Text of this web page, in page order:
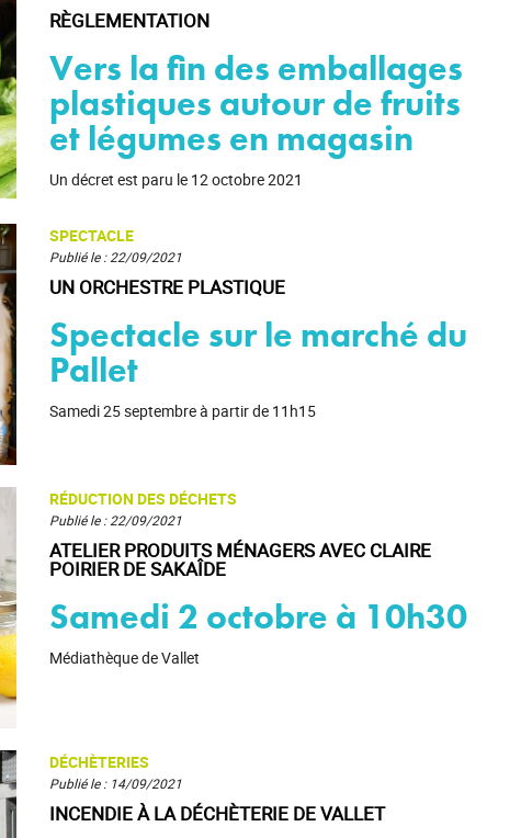
RÈGLEMENTATION
Vers la fin des emballages
plastiques autour de fruits
et légumes en magasin
Un décret est paru le 12 octobre 2021
SPECTACLE
Publié le : 22/09/2021
UN ORCHESTRE PLASTIQUE
Spectacle sur le marché du
Pallet
Samedi 25 septembre à partir de 11h15
RÉDUCTION DES DÉCHETS
Publié le : 22/09/2021
ATELIER PRODUITS MÉNAGERS AVEC CLAIRE
POIRIER DE SAKAÎDE
Samedi 2 octobre à 10h30
Médiathèque de Vallet
DÉCHÈTERIES
Publié le : 14/09/2021
INCENDIE À LA DÉCHÈTERIE DE VALLET